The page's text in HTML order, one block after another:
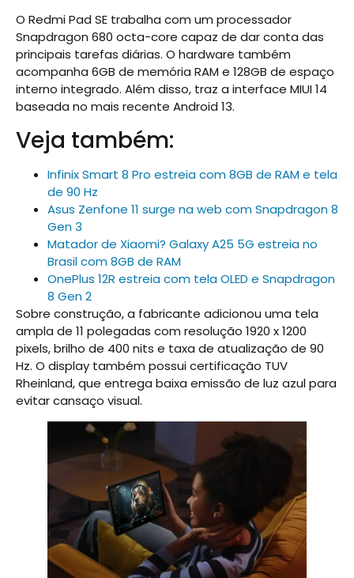
O Redmi Pad SE trabalha com um processador
Snapdragon 680 octa-core capaz de dar conta das
principais tarefas diárias. O hardware também
acompanha 6GB de memória RAM e 128GB de espaço
interno integrado. Além disso, traz a interface MIUI 14
baseada no mais recente Android 13.
Veja também:
Infinix Smart 8 Pro estreia com 8GB de RAM e tela
de 90 Hz
Asus Zenfone 11 surge na web com Snapdragon 8
Gen 3
Matador de Xiaomi? Galaxy A25 5G estreia no
Brasil com 8GB de RAM
OnePlus 12R estreia com tela OLED e Snapdragon
8 Gen 2
Sobre construção, a fabricante adicionou uma tela
ampla de 11 polegadas com resolução 1920 x 1200
pixels, brilho de 400 nits e taxa de atualização de 90
Hz. O display também possui certificação TUV
Rheinland, que entrega baixa emissão de luz azul para
evitar cansaço visual.